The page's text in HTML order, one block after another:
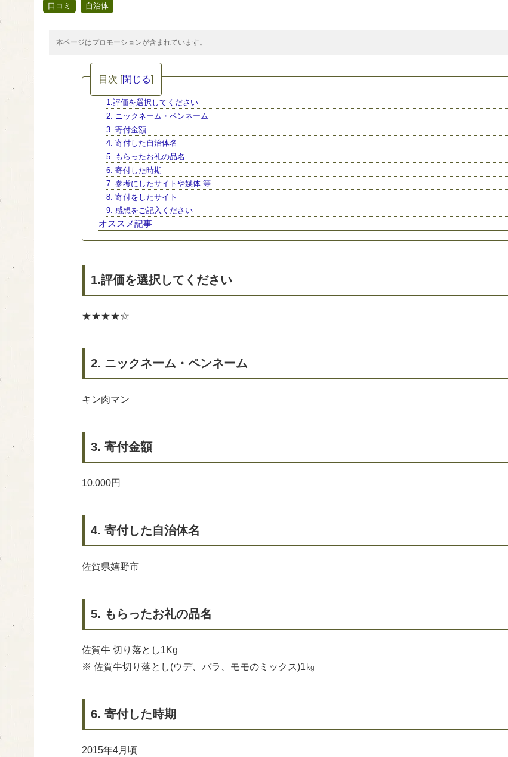
口コミ 自治体
本ページはプロモーションが含まれています。
目次 [閉じる]
1.評価を選択してください
2. ニックネーム・ペンネーム
3. 寄付金額
4. 寄付した自治体名
5. もらったお礼の品名
6. 寄付した時期
7. 参考にしたサイトや媒体 等
8. 寄付をしたサイト
9. 感想をご記入ください
オススメ記事
1.評価を選択してください
★★★★☆
2. ニックネーム・ペンネーム
キン肉マン
3. 寄付金額
10,000円
4. 寄付した自治体名
佐賀県嬉野市
5. もらったお礼の品名
佐賀牛 切り落とし1Kg
※ 佐賀牛切り落とし(ウデ、バラ、モモのミックス)1㎏
6. 寄付した時期
2015年4月頃